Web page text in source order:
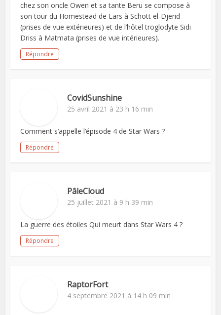
chez son oncle Owen et sa tante Beru se compose à
son tour du Homestead de Lars à Schott el-Djerid
(prises de vue extérieures) et de l’hôtel troglodyte Sidi
Driss à Matmata (prises de vue intérieures).
Répondre
CovidSunshine
25 avril 2021 à 23 h 16 min
Comment s’appelle l’épisode 4 de Star Wars ?
Répondre
PâleCloud
25 juillet 2021 à 9 h 39 min
La guerre des étoiles Qui meurt dans Star Wars 4 ?
Répondre
RaptorFort
4 septembre 2021 à 14 h 09 min